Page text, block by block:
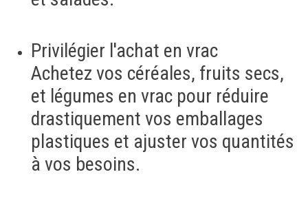
Privilégier l'achat en vrac
Achetez vos céréales, fruits secs,
et légumes en vrac pour réduire
drastiquement vos emballages
plastiques et ajuster vos quantités
à vos besoins.